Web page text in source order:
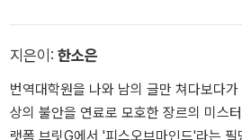
좋은 아침입니다 / 루주아
무협지 애독자인 나는 즐겨 읽던 한 무협
악플을 남긴다. 그리고 그날 밤 이상한 꿈
지은이: 한소은
번역대학원을 나와 남의 글만 쳐다보다
상의 불안을 연료로 모호한 장르의 미스
랫폼 브릿G에서 '피스오브마인드'라는